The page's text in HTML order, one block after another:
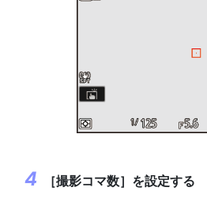
［撮影コマ数］を設定する